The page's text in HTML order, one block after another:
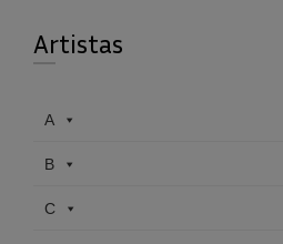
Artistas
A
B
C